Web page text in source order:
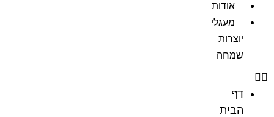
אודות
מעגלי
יוצרות
שמחה
דף
הבית